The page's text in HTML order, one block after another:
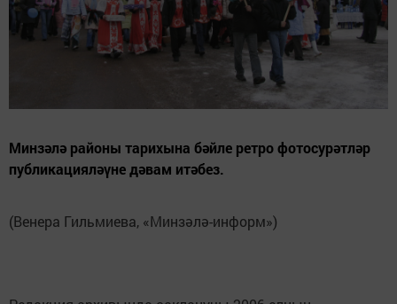
Минзәлә районы тарихына бәйле ретро фотосурәтләр
публикацияләүне дәвам итәбез.
(Венера Гильмиева, «Минзәлә-информ»)